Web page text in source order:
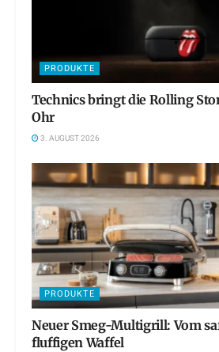
PRODUKTE
Technics bringt die Rolling
Ohr
3. AUGUST 2026
PRODUKTE
Neuer Smeg-Multigrill: Vom
fluffigen Waffel